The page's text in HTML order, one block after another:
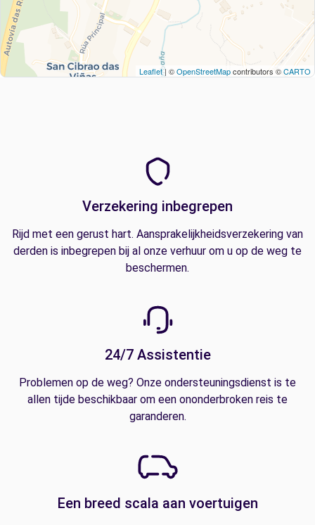
Leaflet| ©OpenStreetMapcontributors ©CARTO
Verzekering inbegrepen
Rijd met een gerust hart. Aansprakelijkheidsverzekering van
derden is inbegrepen bij al onze verhuur om u op de weg te
beschermen.
24/7 Assistentie
Problemen op de weg? Onze ondersteuningsdienst is te
allen tijde beschikbaar om een ononderbroken reis te
garanderen.
Een breed scala aan voertuigen